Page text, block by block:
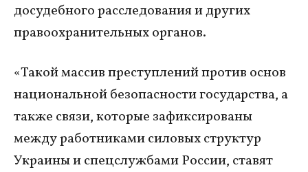
досудебного расследования и других
правоохранительных органов.
«Такой массив преступлений против основ
национальной безопасности государства, а
также связи, которые зафиксированы
между работниками силовых структур
Украины и спецслужбами России, ставят